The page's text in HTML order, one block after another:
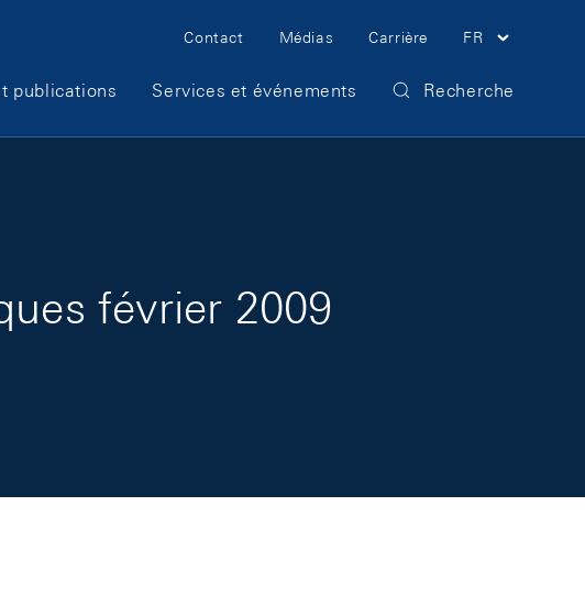
Meta Navigation
Contact Médias Carrière FR
publications Services et événements Recherche
février 2009